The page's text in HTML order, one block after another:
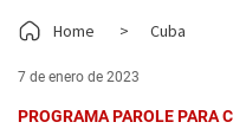
Home > Cuba
7 de enero de 2023
PROGRAMA PAROLE PARA